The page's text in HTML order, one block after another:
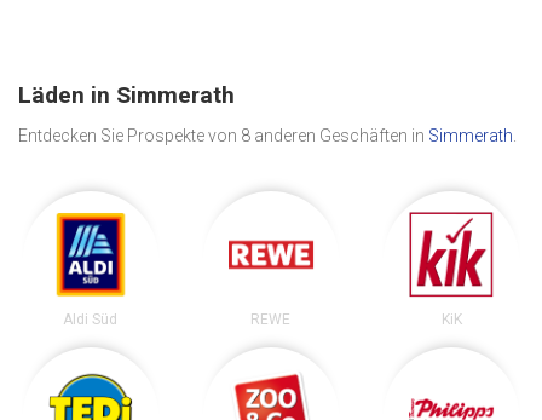
Läden in Simmerath
Entdecken Sie Prospekte von 8 anderen Geschäften in Simmerath
Aldi Süd REWE KiK